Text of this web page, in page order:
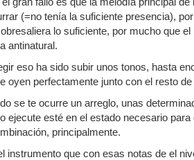
(=no tenía la suficiente presencia),
lo suficiente, por mucho que
antinatural.
eso ha sido subir unos tonos, hasta
oyen perfectamente junto con el resto
se te ocurre un arreglo, unas
ejecute esté en el estado necesario
principalmente.
instrumento que con esas notas de el